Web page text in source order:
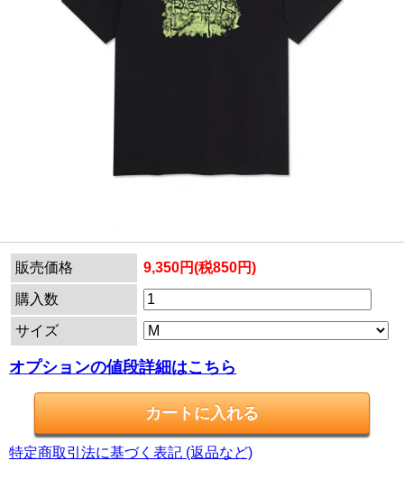
販売価格 9,350円(税850円)
購入数
サイズ
オプションの値段詳細はこちら
特定商取引法に基づく表記 (返品など)